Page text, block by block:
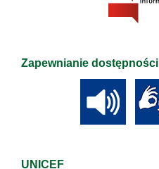
Zapewnianie dostępności
UNICEF